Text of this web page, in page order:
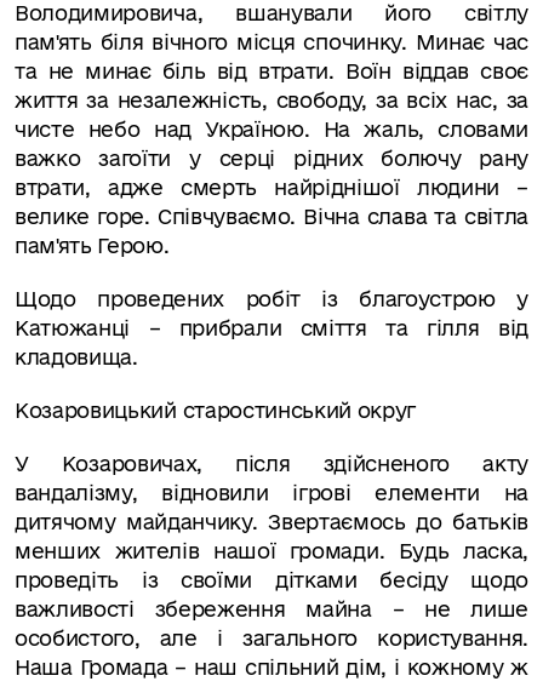
Володимировича, вшанували його світлу
пам'ять біля вічного місця спочинку. Минає час
та не минає біль від втрати. Воїн віддав своє
життя за незалежність, свободу, за всіх нас, за
чисте небо над Україною. На жаль, словами
важко загоїти у серці рідних болючу рану
втрати, адже смерть найріднішої людини –
велике горе. Співчуваємо. Вічна слава та світла
пам'ять Герою.
Щодо проведених робіт із благоустрою у
Катюжанці – прибрали сміття та гілля від
кладовища.
Козаровицький старостинський округ
У Козаровичах, після здійсненого акту
вандалізму, відновили ігрові елементи на
дитячому майданчику. Звертаємось до батьків
менших жителів нашої громади. Будь ласка,
проведіть із своїми дітками бесіду щодо
важливості збереження майна – не лише
особистого, але і загального користування.
Наша Громада – наш спільний дім, і кожному ж